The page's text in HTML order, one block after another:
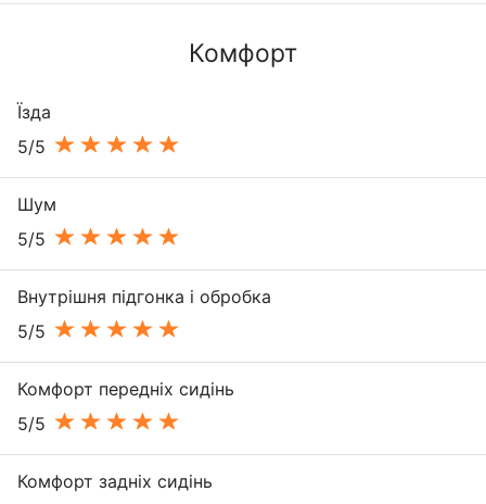
Комфорт
Їзда
5/5
Шум
5/5
Внутрішня підгонка і обробка
5/5
Комфорт передніх сидінь
5/5
Комфорт задніх сидінь